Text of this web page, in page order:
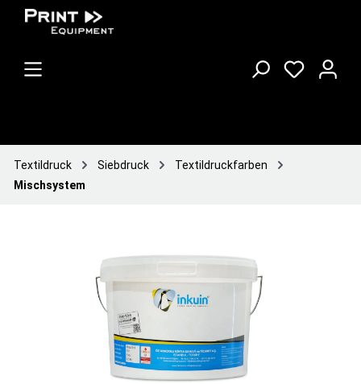
Textildruck Siebdruck
Textildruckfarben
Mischsystem